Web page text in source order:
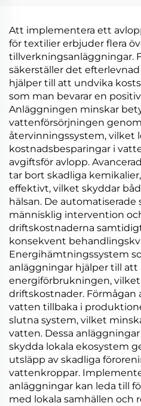
Att implementera ett
för textilier erbjuder flera
tillverkningsanläggningar.
säkerställer det
hjälper till att undvika
som man bevarar en
Anläggningen minskar
vattenförsörjningen
återvinningssystem, vilket
kostnadsbesparingar i
avgiftsför avlopp.
tar bort skadliga
effektivt, vilket skyddar
hälsan. De
människlig intervention
driftskostnaderna
konsekvent
Energihämtningssystem
anläggningar hjälper till att
energiförbrukningen,
driftskostnader. Förmågan
vatten tillbaka i
slutna system, vilket
vatten. Dessa
skydda lokala ekosystem
utsläpp av skadliga
vattenkroppar.
anläggningar kan leda till
med lokala samhällen och